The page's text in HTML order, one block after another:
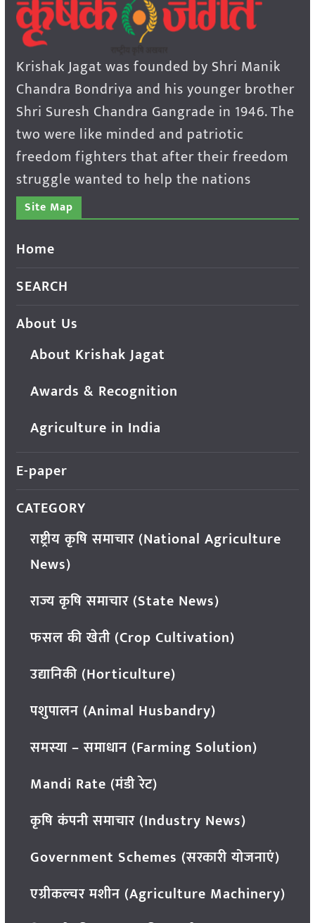
Krishak Jagat was founded by Shri Manik
Chandra Bondriya and his younger brother
Shri Suresh Chandra Gangrade in 1946. The
two were like minded and patriotic
freedom fighters that after their freedom
struggle wanted to help the nations
Site Map
Home
SEARCH
About Us
About Krishak Jagat
Awards & Recognition
Agriculture in India
E-paper
CATEGORY
राष्ट्रीय कृषि समाचार (National Agriculture
News)
राज्य कृषि समाचार (State News)
फसल की खेती (Crop Cultivation)
उद्यानिकी (Horticulture)
पशुपालन (Animal Husbandry)
समस्या – समाधान (Farming Solution)
Mandi Rate (मंडी रेट)
कृषि कंपनी समाचार (Industry News)
Government Schemes (सरकारी योजनाएं)
एग्रीकल्चर मशीन (Agriculture Machinery)